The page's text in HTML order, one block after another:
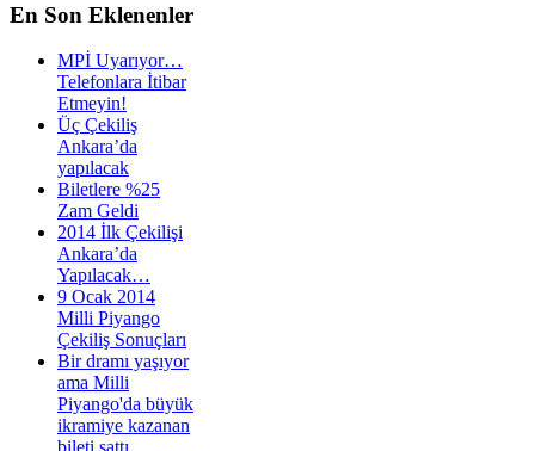
En Son Eklenenler
MPİ Uyarıyor…
Telefonlara İtibar
Etmeyin!
Üç Çekiliş
Ankara’da
yapılacak
Biletlere %25
Zam Geldi
2014 İlk Çekilişi
Ankara’da
Yapılacak…
9 Ocak 2014
Milli Piyango
Çekiliş Sonuçları
Bir dramı yaşıyor
ama Milli
Piyango'da büyük
ikramiye kazanan